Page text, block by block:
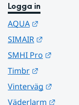
Logga in
AQUA
SIMAIR
SMHI Pro
Timbr
Vinterväg
Väderlarm